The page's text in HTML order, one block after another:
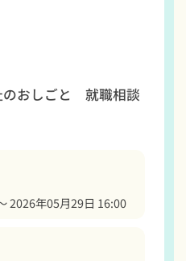
のおしごと 就職相談
2026年05月29日 16:00